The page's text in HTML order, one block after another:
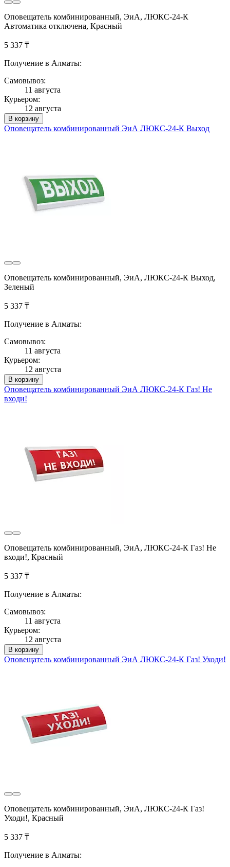
Оповещатель комбинированный, ЭиА, ЛЮКС-24-К
Автоматика отключена, Красный
5 337 ₸
Получение в Алматы:
Самовывоз:
11 августа
Курьером:
12 августа
В корзину
Оповещатель комбинированный ЭиА ЛЮКС-24-К Выход
Оповещатель комбинированный, ЭиА, ЛЮКС-24-К Выход,
Зеленый
5 337 ₸
Получение в Алматы:
Самовывоз:
11 августа
Курьером:
12 августа
В корзину
Оповещатель комбинированный ЭиА ЛЮКС-24-К Газ! Не
входи!
Оповещатель комбинированный, ЭиА, ЛЮКС-24-К Газ! Не
входи!, Красный
5 337 ₸
Получение в Алматы:
Самовывоз:
11 августа
Курьером:
12 августа
В корзину
Оповещатель комбинированный ЭиА ЛЮКС-24-К Газ! Уходи!
Оповещатель комбинированный, ЭиА, ЛЮКС-24-К Газ!
Уходи!, Красный
5 337 ₸
Получение в Алматы: